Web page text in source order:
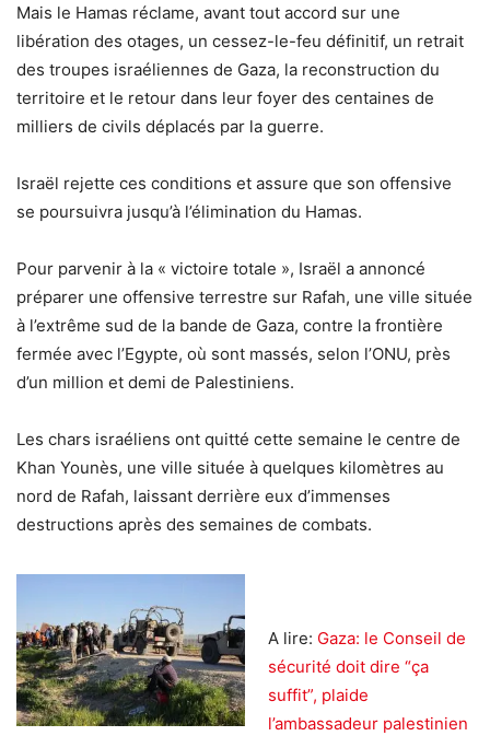
Mais le Hamas réclame, avant tout accord sur une
libération des otages, un cessez-le-feu définitif, un retrait
des troupes israéliennes de Gaza, la reconstruction du
territoire et le retour dans leur foyer des centaines de
milliers de civils déplacés par la guerre.
Israël rejette ces conditions et assure que son offensive
se poursuivra jusqu’à l’élimination du Hamas.
Pour parvenir à la « victoire totale », Israël a annoncé
préparer une offensive terrestre sur Rafah, une ville située
à l’extrême sud de la bande de Gaza, contre la frontière
fermée avec l’Egypte, où sont massés, selon l’ONU, près
d’un million et demi de Palestiniens.
Les chars israéliens ont quitté cette semaine le centre de
Khan Younès, une ville située à quelques kilomètres au
nord de Rafah, laissant derrière eux d’immenses
destructions après des semaines de combats.
A lire: Gaza: le Conseil de
sécurité doit dire “ça
suffit”, plaide
l’ambassadeur palestinien